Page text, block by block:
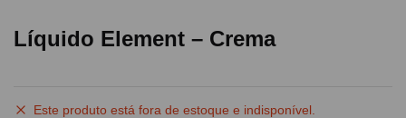
Líquido Element – Crema
Este produto está fora de estoque e indisponível.